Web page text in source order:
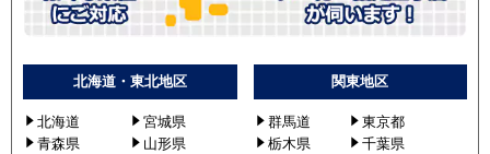
北海道・東北地区
北海道
宮城県
青森県
山形県
関東地区
群馬道
東京都
栃木県
千葉県